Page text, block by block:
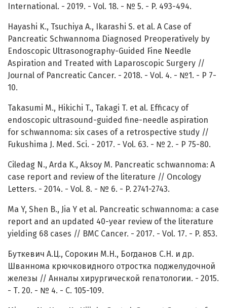
International. - 2019. - Vol. 18. - № 5. - P. 493-494.
Hayashi K., Tsuchiya A., Ikarashi S. et al. A Case of
Pancreatic Schwannoma Diagnosed Preoperatively by
Endoscopic Ultrasonography-Guided Fine Needle
Aspiration and Treated with Laparoscopic Surgery //
Journal of Pancreatic Cancer. - 2018. - Vol. 4. - №1. - P 7-
10.
Takasumi M., Hikichi T., Takagi T. et al. Efficacy of
endoscopic ultrasound-guided fine-needle aspiration
for schwannoma: six cases of a retrospective study //
Fukushima J. Med. Sci. - 2017. - Vol. 63. - № 2. - P 75-80.
Ciledag N., Arda K., Aksoy M. Pancreatic schwannoma: A
case report and review of the literature // Oncology
Letters. - 2014. - Vol. 8. - № 6. - P. 2741-2743.
Ma Y, Shen B., Jia Y et al. Pancreatic schwannoma: a case
report and an updated 40-year review of the literature
yielding 68 cases // BMC Cancer. - 2017. - Vol. 17. - P. 853.
Буткевич А.Ц., Сорокин М.Н., Богданов С.Н. и др.
Шваннома крючковидного отростка поджелудочной
железы // Анналы хирургической гепатологии. - 2015.
- Т. 20. - № 4. - С. 105-109.